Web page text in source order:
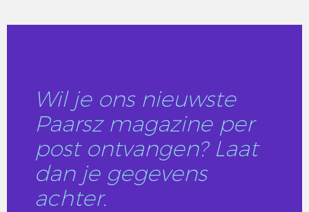
Wil je ons nieuwste
Paarsz magazine per
post ontvangen? Laat
dan je gegevens
achter.